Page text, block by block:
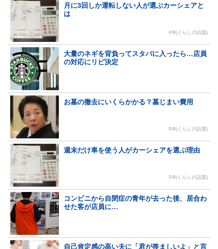
月に3回しか運転しない人が選ぶカーシェアと
は
PR(くらしの話題)
大量のネギを背負ってスタバに入ったら…店員
の対応にリピ決定
お墓の撤去にいくらかかる？墓じまい費用
PR(くらしの話題)
週末だけ車を使う人がカーシェアを選ぶ理由
PR(くらしの話題)
コンビニから自閉症の青年が去った後、居合わ
せた客が店員に…
自己肯定感の高い夫に「君が羨ましいよ」と言